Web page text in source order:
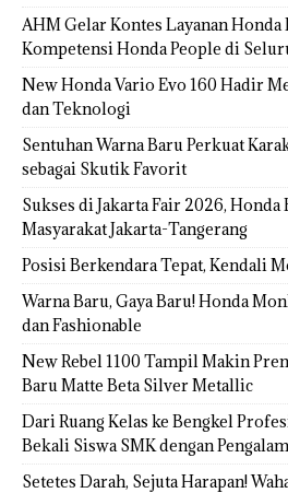
AHM Gelar Kontes Layanan Honda
Kompetensi Honda People di
New Honda Vario Evo 160 Hadir
dan Teknologi
Sentuhan Warna Baru Perkuat
sebagai Skutik Favorit
Sukses di Jakarta Fair 2026,
Masyarakat Jakarta-Tangerang
Posisi Berkendara Tepat, Kendali
Warna Baru, Gaya Baru! Honda
dan Fashionable
New Rebel 1100 Tampil Makin
Baru Matte Beta Silver Metallic
Dari Ruang Kelas ke Bengkel
Bekali Siswa SMK dengan
Setetes Darah, Sejuta Harapan!